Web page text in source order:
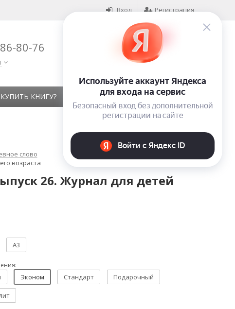
Вход Регистрация
80-76 Корзина ( 0)
на сумму0₽
КНИГУ? КОНТАКТЫ ОТЗЫВЫ
слово
возраста
26. Журнал для детей
A3
Эконом Стандарт Подарочный